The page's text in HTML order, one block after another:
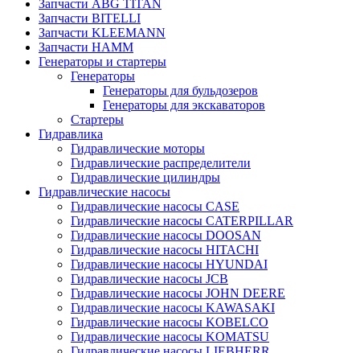
Запчасти ABG TITAN
Запчасти BITELLI
Запчасти KLEEMANN
Запчасти HAMM
Генераторы и стартеры
Генераторы
Генераторы для бульдозеров
Генераторы для экскаваторов
Стартеры
Гидравлика
Гидравлические моторы
Гидравлические распределители
Гидравлические цилиндры
Гидравлические насосы
Гидравлические насосы CASE
Гидравлические насосы CATERPILLAR
Гидравлические насосы DOOSAN
Гидравлические насосы HITACHI
Гидравлические насосы HYUNDAI
Гидравлические насосы JCB
Гидравлические насосы JOHN DEERE
Гидравлические насосы KAWASAKI
Гидравлические насосы KOBELCO
Гидравлические насосы KOMATSU